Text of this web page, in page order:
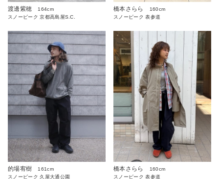
渡邊紫穂
164cm
スノーピーク 京都高島屋S.C.
橋本さらら
160cm
スノーピーク 表参道
的場宥樹
161cm
スノーピーク 久屋大通公園
橋本さらら
160cm
スノーピーク 表参道